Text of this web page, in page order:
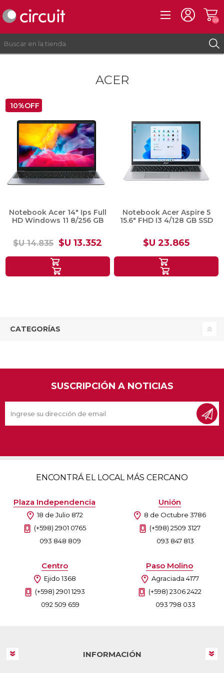
INICIAR SESIÓN
(0)
ACER
10%OFF
Notebook Acer 14" Ips Full
HD Windows 11 8/256 GB
$U 14.835 $U 13.352
Notebook Acer Aspire 5
15.6" FHD I3 4/128 GB SSD
$U 23.865
CATEGORÍAS
SUSCRIPCIÓN A NOTICIAS
ENCONTRÁ EL LOCAL MÁS CERCANO
Plaza Independencia
18 de Julio 872
(+598) 2901 0765
093 848 809
Unión
8 de Octubre 3786
(+598) 2509 3127
093 847 813
Centro
Ejido 1368
(+598) 2901 1293
092 509 659
Paso Molino
Agraciada 4177
(+598) 2306 2422
093 798 033
INFORMACIÓN